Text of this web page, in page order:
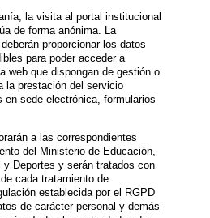
la visita al portal institucional
de forma anónima. La
proporcionar los datos
para poder acceder a
web que dispongan de gestión o
la prestación del servicio
en sede electrónica, formularios
a las correspondientes
del Ministerio de Educación,
y Deportes y serán tratados con
cada tratamiento de
establecida por el RGPD
de carácter personal y demás